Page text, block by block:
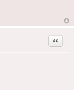
Citation